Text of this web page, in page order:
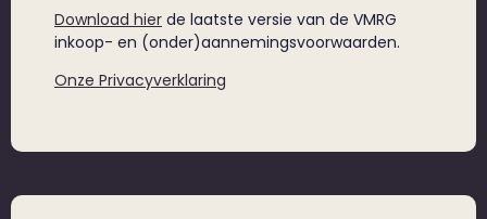
Download hier de laatste versie van de VMRG
inkoop- en (onder)aannemingsvoorwaarden.
Onze Privacyverklaring